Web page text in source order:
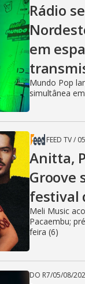
V
i
d
e
o
Rádio
em
Mundo Pop
simultânea
FEED TV/
Anitta,
Groove
festival
Meli Music
Pacaembu;
feira (6)
DO R7/05/08/